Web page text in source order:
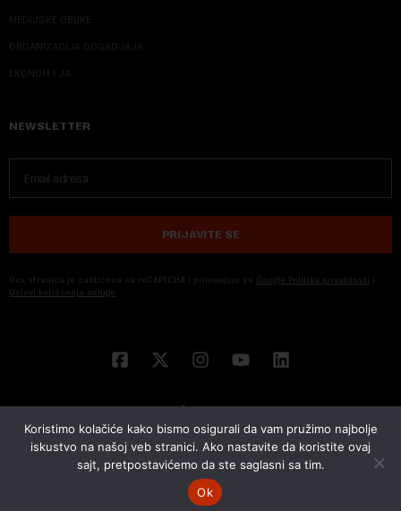
MEDIJSKE OBUKE
ORGANIZACIJA DOGADJAJA
EKONOM I JA
NEWSLETTER
PRIJAVITE SE
Ova stranica je zaštićena sa reCAPTCHA i primenjuju se Google Politika privatnosti i
Uslovi korišćenja usluge
© 2026 NOVA EKONOMIJA | SVA PRAVA ZADŽANA | DEVELOPED BY
Koristimo kolačiće kako bismo osigurali da vam pružimo najbolje
iskustvo na našoj veb stranici. Ako nastavite da koristite ovaj
sajt, pretpostavićemo da ste saglasni sa tim.
Ok